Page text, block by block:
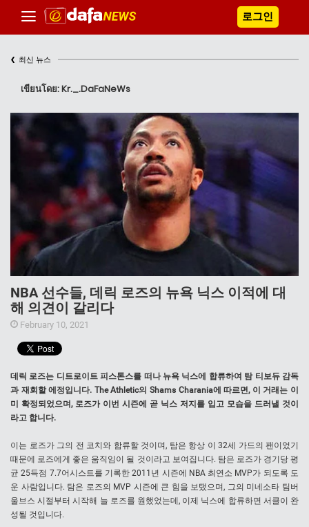
로그인
‹ 최신 뉴스
เขียนโดย: Kr._.DaFaNeWs
NBA 선수들, 데릭 로즈의 뉴욕 닉스 이적에 대
해 의견이 갈리다
February 10, 2021
데릭 로즈는 디트로이트 피스톤스를 떠나 뉴욕 닉스에 합류하여 탐 티보듀 감독
과 재회할 에정입니다. The Athletic의 Shams Charania에 따르면, 이 거래는 이
미 확정되었으며, 로즈가 이번 시즌에 곧 닉스 저지를 입고 모습을 드러낼 것이
라고 합니다.
이는 로즈가 그의 전 코치와 합류할 것이며, 탐은 항상 이 32세 가드의 팬이었기
때문에 로즈에게 좋은 움직임이 될 것이라고 보여집니다. 탐은 로즈가 경기당 평
균 25득점 7.7어시스트를 기록한 2011년 시즌에 NBA 최연소 MVP가 되도록 도
운 사람입니다. 탐은 로즈의 MVP 시즌에 큰 힘을 보탰으며, 그의 미네소타 팀버
울브스 시절부터 시작해 늘 로즈를 원했었는데, 이제 닉스에 합류하면 서클이 완
성될 것입니다.